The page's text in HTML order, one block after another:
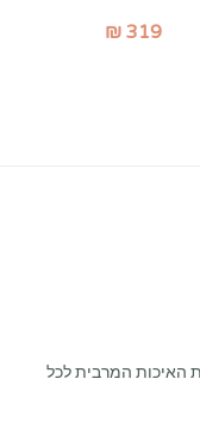
₪ 319
האיכות המרבית לכל